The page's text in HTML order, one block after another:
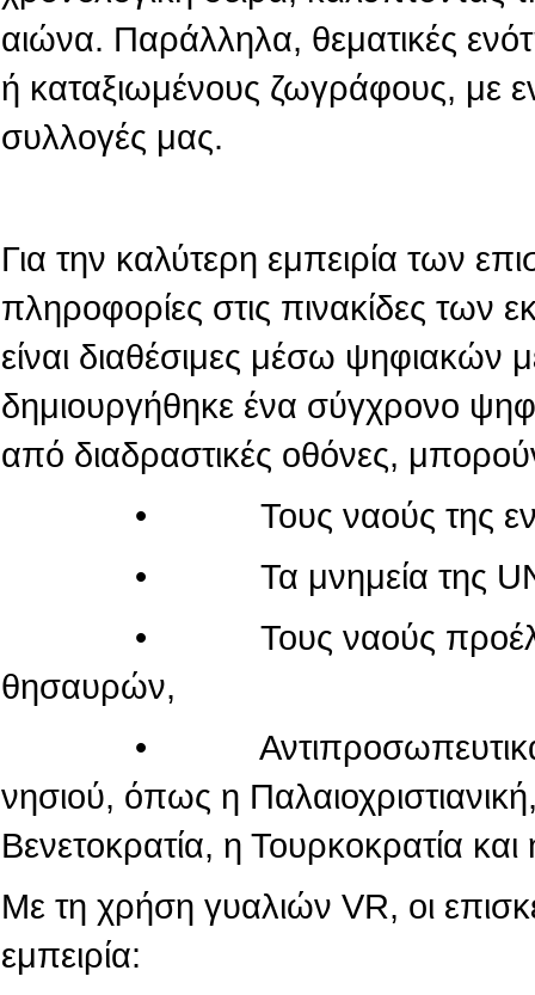
αιώνα. Παράλληλα, θεματικές
ή καταξιωμένους ζωγράφους, με
συλλογές μας.
Για την καλύτερη εμπειρία των
πληροφορίες στις πινακίδες των
είναι διαθέσιμες μέσω
δημιουργήθηκε ένα σύγχρονο
από διαδραστικές οθόνες,
• Τους ναούς της εντός
• Τα μνημεία της
• Τους ναούς
θησαυρών,
• Αντιπροσωπευτικά
νησιού, όπως η
Βενετοκρατία, η Τουρκοκρατία
Με τη χρήση γυαλιών VR, οι
εμπειρία: